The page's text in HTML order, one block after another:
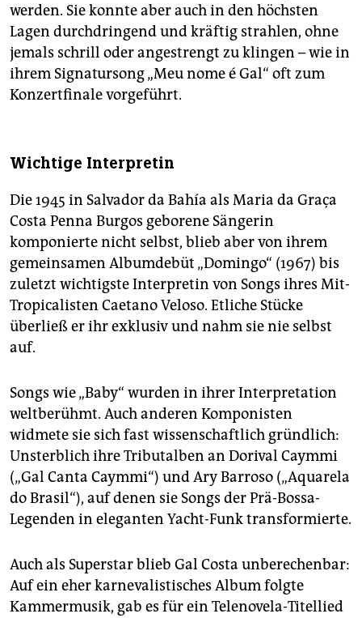
werden. Sie konnte aber auch in den höchsten
Lagen durchdringend und kräftig strahlen, ohne
jemals schrill oder angestrengt zu klingen – wie in
ihrem Signatursong „Meu nome é Gal“ oft zum
Konzertfinale vorgeführt.
Wichtige Interpretin
Die 1945 in Salvador da Bahía als Maria da Graça
Costa Penna Burgos geborene Sängerin
komponierte nicht selbst, blieb aber von ihrem
gemeinsamen Albumdebüt „Domingo“ (1967) bis
zuletzt wichtigste Interpretin von Songs ihres Mit-
Tropicalisten Caetano Veloso. Etliche Stücke
überließ er ihr exklusiv und nahm sie nie selbst
auf.
Songs wie „Baby“ wurden in ihrer Interpretation
weltberühmt. Auch anderen Komponisten
widmete sie sich fast wissenschaftlich gründlich:
Unsterblich ihre Tributalben an Dorival Caymmi
(„Gal Canta Caymmi“) und Ary Barroso („Aquarela
do Brasil“), auf denen sie Songs der Prä-Bossa-
Legenden in eleganten Yacht-Funk transformierte.
Auch als Superstar blieb Gal Costa unberechenbar:
Auf ein eher karnevalistisches Album folgte
Kammermusik, gab es für ein Telenovela-Titellied